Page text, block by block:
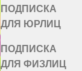
ПОДПИСКА
ДЛЯ ЮРЛИЦ
ПОДПИСКА
ДЛЯ ФИЗЛИЦ